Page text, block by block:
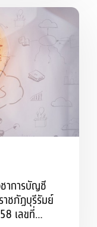
าการบัญชี
าชภัฏบุรีรัมย์
เลขที่